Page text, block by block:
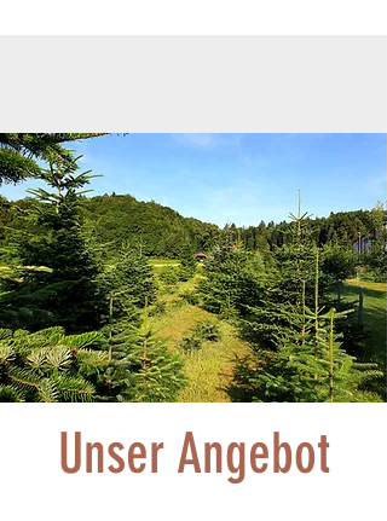
Unser Angebot